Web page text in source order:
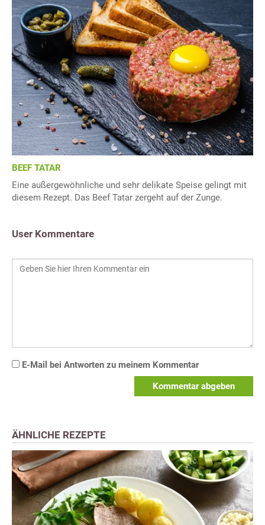
BEEF TATAR
Eine außergewöhnliche und sehr delikate Speise gelingt mit
diesem Rezept. Das Beef Tatar zergeht auf der Zunge.
User Kommentare
E-Mail bei Antworten zu meinem Kommentar
Kommentar abgeben
ÄHNLICHE REZEPTE